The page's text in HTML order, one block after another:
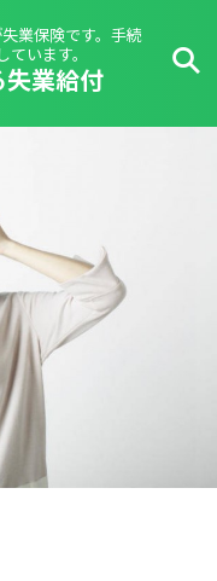
業保険です。手続
います。
業給付